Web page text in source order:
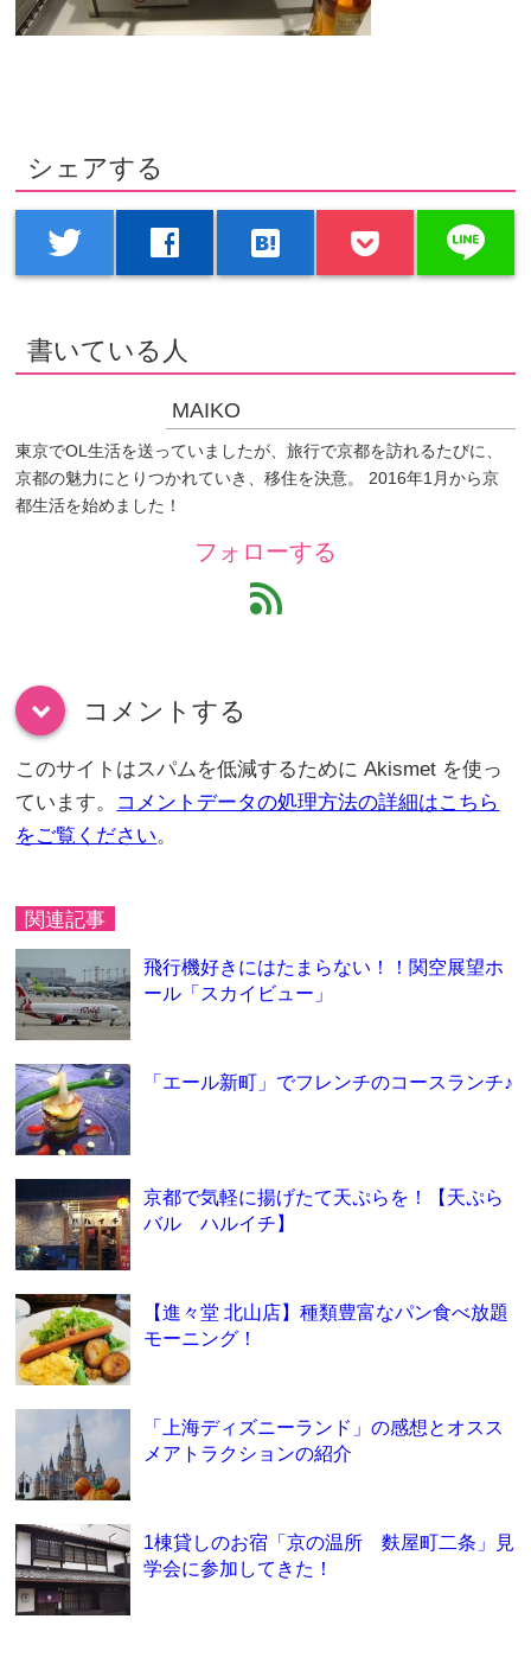
シェアする
twitter facebook hatenabookmark line
書いている人
MAIKO
東京でOL生活を送っていましたが、旅行で京都を訪れるたびに、
京都の魅力にとりつかれていき、移住を決意。 2016年1月から京
都生活を始めました！
フォローする
feed
down コメントする
このサイトはスパムを低減するために Akismet を使っ
ています。 コメントデータの処理方法の詳細はこちら
をご覧ください。
関連記事
飛行機好きにはたまらない！！関空展望ホ
ール「スカイビュー」
「エール新町」でフレンチのコースランチ♪
京都で気軽に揚げたて天ぷらを！【天ぷら
バル ハルイチ】
【進々堂 北山店】種類豊富なパン食べ放題
モーニング！
「上海ディズニーランド」の感想とオスス
メアトラクションの紹介
1棟貸しのお宿「京の温所 麩屋町二条」見
学会に参加してきた！